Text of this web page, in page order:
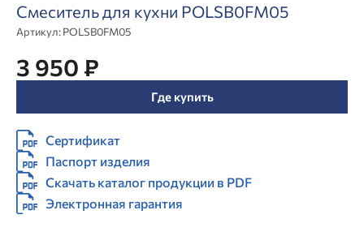
Смеситель для кухни POLSB0FM05
Артикул:POLSB0FM05
3 950 ₽
Где купить
Сертификат
Паспорт изделия
Скачать каталог продукции в PDF
Электронная гарантия